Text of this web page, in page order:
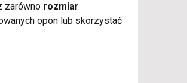
zarówno rozmiar
opon lub skorzystać